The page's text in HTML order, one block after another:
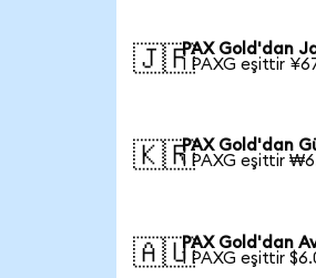
🇯🇵PAX Gold'dan
1 PAXG eşittir
🇰🇷PAX Gold'dan
1 PAXG eşittir
🇦🇺PAX Gold'dan
1 PAXG eşittir